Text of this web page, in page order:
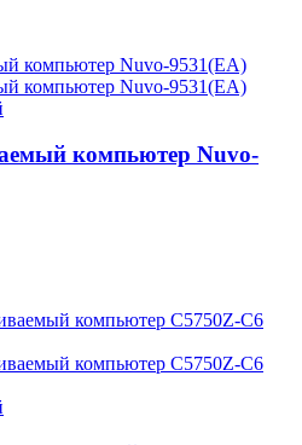
компьютер Nuvo-